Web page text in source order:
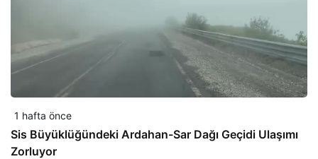
1 hafta önce
Sis Büyüklüğündeki Ardahan-Sar Dağı Geçidi Ulaşımı
Zorluyor